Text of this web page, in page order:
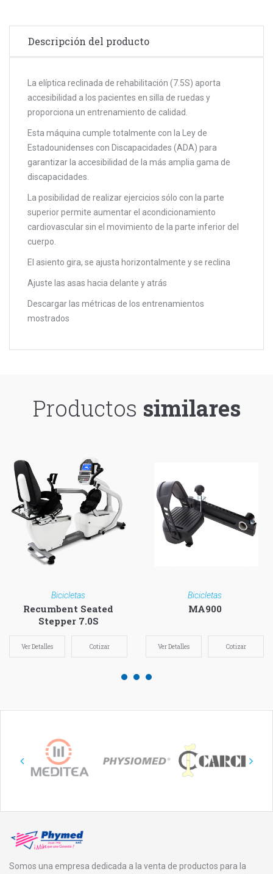
Descripción del producto
La elíptica reclinada de rehabilitación (7.5S) aporta
accesibilidad a los pacientes en silla de ruedas y
proporciona un entrenamiento de calidad.
Esta máquina cumple totalmente con la Ley de
Estadounidenses con Discapacidades (ADA) para
garantizar la accesibilidad de la más amplia gama de
discapacidades.
La posibilidad de realizar ejercicios sólo con la parte
superior permite aumentar el acondicionamiento
cardiovascular sin el movimiento de la parte inferior del
cuerpo.
El asiento gira, se ajusta horizontalmente y se reclina
Ajuste las asas hacia delante y atrás
Descargar las métricas de los entrenamientos
mostrados
Productos similares
Bicicletas
Recumbent Seated
Stepper 7.0S
Ver Detalles Cotizar
Bicicletas
MA900
Ver Detalles Cotizar
Somos una empresa dedicada a la venta de productos para la